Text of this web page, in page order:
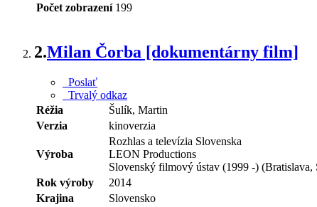
Počet zobrazení 199
2.Milan Čorba [dokumentárny film]
Poslať
Trvalý odkaz
Réžia
Šulík, Martin
Verzia
kinoverzia
Výroba
Rozhlas a televízia Slovenska
LEON Productions
Slovenský filmový ústav (1999 -) (Bratislava,
Rok výroby
2014
Krajina
Slovensko